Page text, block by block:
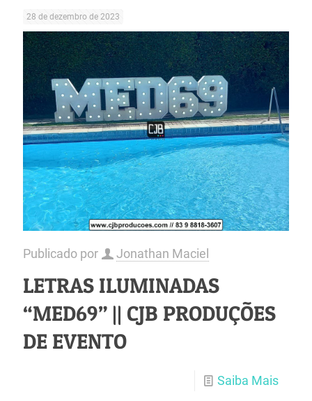
28 de dezembro de 2023
Publicado por Jonathan Maciel
LETRAS ILUMINADAS
“MED69” || CJB PRODUÇÕES
DE EVENTO
Saiba Mais